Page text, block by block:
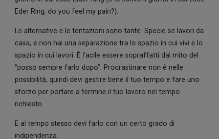
Eder Ring, do you feel my pain?).
Le alternative e le tentazioni sono tante. Specie se lavori da
casa, e non hai una separazione tra lo spazio in cui vivi e lo
spazio in cui lavori. È facile essere sopraffatti dal mito del
“posso sempre farlo dopo”. Procrastinare non è nelle
possibilità, quindi devi gestire bene il tuo tempo e fare uno
sforzo per portare a termine il tuo lavoro nel tempo
richiesto.
E al tempo stesso devi farlo con un certo grado di
indipendenza.